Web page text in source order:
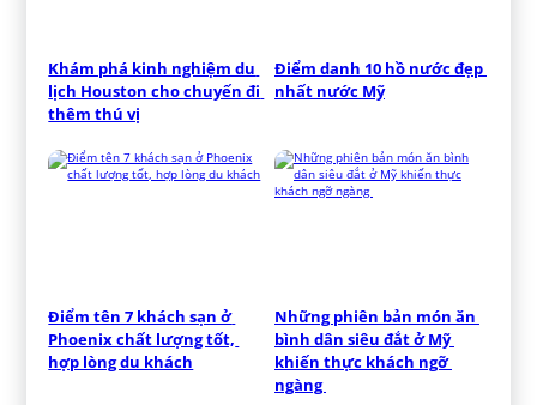
Khám phá kinh nghiệm du
lịch Houston cho chuyến đi
thêm thú vị
Điểm danh 10 hồ nước đẹp
nhất nước Mỹ
Điểm tên 7 khách sạn ở
Phoenix chất lượng tốt,
hợp lòng du khách
Những phiên bản món ăn
bình dân siêu đắt ở Mỹ
khiến thực khách ngỡ
ngàng